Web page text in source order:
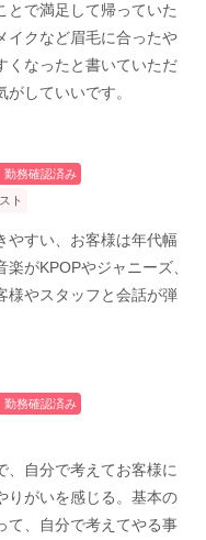
とで満足して帰っていた
イクなど眉毛に合ったや
くなったと書いていただ
していいです。
勤務確認済み
ト
やすい、お客様は年代幅
がKPOPやジャニーズ、
様やスタッフと会話が弾
勤務確認済み
、自分で考えてお客様に
りがいを感じる。基本の
て、自分で考えてやる事